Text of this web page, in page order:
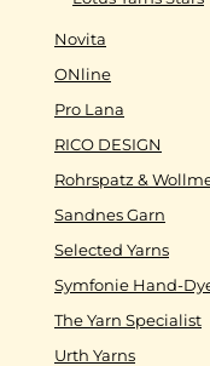
Novita
ONline
Pro Lana
RICO DESIGN
Rohrspatz &
Sandnes Garn
Selected Yarns
Symfonie Hand-
The Yarn Specialist
Urth Yarns